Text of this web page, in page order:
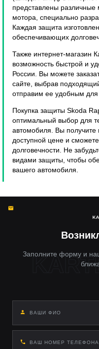
представлены
мотора, специально
Каждая защита
обеспечивающих
Также интернет-магазин
возможность быстрой и
России. Вы можете
сайте, выбрав
отправим ее удобным для
Покупка защиты Skoda
оптимальный выбор для
автомобиля. Вы получите
доступной цене и
долговечности. Не
видами защиты, чтобы
вашего автомобиля.
Заполните форму и